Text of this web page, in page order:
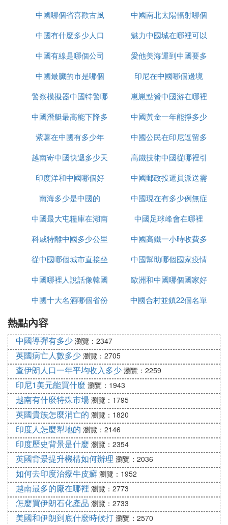
除了直接的金錢捐贈外，C羅還通過其基金會向中國
的“中國行”活動中，C羅通過其基金會向甘肅省隴西
縣永吉鄉河口小學捐贈了一座足球場，促進了當地體
育事業的發展，為孩子們提供了更好的運動條件。
需要注意的是，由於C羅的捐贈行為可能涉及多個渠
道和不同的時間點，因此很難給出一個精確的捐款總
額。但無論如何，C羅對中國的慷慨支持和無私奉獻
人品質和社會責任感，也加深了他與中國人民之間的
友誼和聯系。
『柒』 美國給中國武漢捐款了嗎 美國為什
麼不援助中國疫情
隨著各個國家的疫情爆發，很多網友都說美國變臉真
快，之前是讓中國人自己封鎖好，現在又是一起面對
疫情。更有網友想起美國是不是沒給中國武漢提供援
美國給中國武漢捐款了嗎
新冠肺炎疫情暴發以來，各國紛紛向中國施以援手。
防控物資，包括38萬只N95醫用口罩、2.9萬副醫用
手套、6000套防護服等。美國務院還宣布將向中國和
其他國家提供1億美元防疫援助，但似乎至今也沒有
看到具體動作。
美國為什麼不援助中國疫情
在最近的外交部新聞發布會上，一名記者問：中國已
經表示了充分的信心和能力來克服這一流行病。這是
否意味著中國不再需要美國或其他國家的援助國外交
部發言人華春瑩對此給予了肯定的回答，他說：中國
一直堅持主要依靠自己的力量來應對疫情。同時，我
們歡迎並感謝國際社會的真誠友好支持和幫助。。
從外交部的反應中不難看出，雖然中國依靠自己的力
量抗擊疫情，但我們願意接受和感謝國際社會和友好
鄰邦的幫助，防治艾滋病的斗爭是團結合作的問題，
中國有朋友的幫助無疑是一件好事。
早些時候，美國總統唐納德·特朗普公開表示，他高
度贊揚中國及時而有效地採取措施抗擊這一流行病，
並計劃派遣一支醫療援助小組和專家小組前往武漢。
中國哪個省喜歡古風
中國南北太陽輻射哪個
大
中國有什麼多少人口
魅力中國城在哪裡可以
看
中國有線是哪個公司
愛他美海運到中國要多
久
中國最臟的市是哪個
印尼在中國哪個邊境
警察模擬器中國特警哪
裡下載
崽崽點贊中國游在哪裡
中國潛艇最高能下降多
少米
中國黃金一年能掙多少
錢
紫薯在中國有多少年
中國公民在印尼逗留多
久
越南寄中國快遞多少天
高鐵技術中國從哪裡引
進
印度洋和中國哪個好
中國郵政投遞員派送需
要多久
南海多少是中國的
中國現在有多少例無症
狀感染者
中國最大屯糧庫在湖南
哪裡
中國足球峰會在哪裡
科威特離中國多少公里
中國高鐵一小時收費多
少
從中國哪個城市直接坐
大巴去越南
中國幫助哪個國家疫情
中國哪裡人說話像韓國
話
歐洲和中國哪個國家好
玩
中國十大名酒哪個省份
中國合村並鎮22個名單
熱點內容
中國導彈有多少 瀏覽：2347
英國病亡人數多少 瀏覽：2705
查伊朗人口一年平均收入多少 瀏覽：2259
印尼1美元能買什麼 瀏覽：1943
越南有什麼特殊市場 瀏覽：1795
英國貴族怎麼消亡的 瀏覽：1820
印度人怎麼犁地的 瀏覽：2146
印度歷史背景是什麼 瀏覽：2354
英國背景提升機構如何辦理 瀏覽：2036
如何去印度治療牛皮癬 瀏覽：1952
越南最多的廠在哪裡 瀏覽：2773
怎麼買伊朗石化產品 瀏覽：2733
美國和伊朗到底什麼時候打 瀏覽：2570